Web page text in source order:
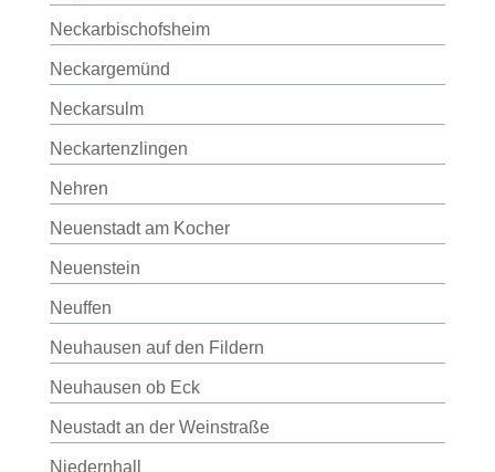
Neckarbischofsheim
Neckargemünd
Neckarsulm
Neckartenzlingen
Nehren
Neuenstadt am Kocher
Neuenstein
Neuffen
Neuhausen auf den Fildern
Neuhausen ob Eck
Neustadt an der Weinstraße
Niedernhall